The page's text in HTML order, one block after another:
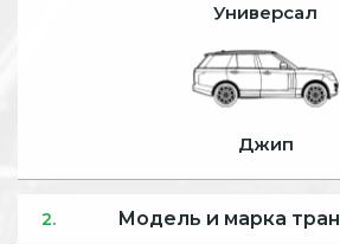
Универсал
Джип
2. Модель и марка